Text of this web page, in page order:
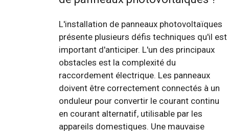
L'installation de panneaux photovoltaïques
présente plusieurs défis techniques qu'il est
important d'anticiper. L'un des principaux
obstacles est la complexité du
raccordement électrique. Les panneaux
doivent être correctement connectés à un
onduleur pour convertir le courant continu
en courant alternatif, utilisable par les
appareils domestiques. Une mauvaise